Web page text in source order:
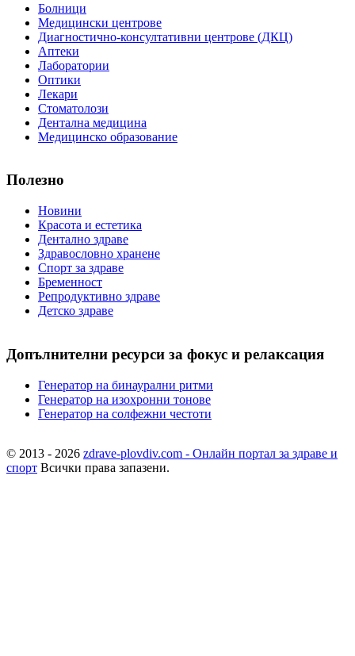
Болници
Медицински центрове
Диагностично-консултативни центрове (ДКЦ)
Аптеки
Лаборатории
Оптики
Лекари
Стоматолози
Дентална медицина
Медицинско образование
Полезно
Новини
Красота и естетика
Дентално здраве
Здравословно хранене
Спорт за здраве
Бременност
Репродуктивно здраве
Детско здраве
Допълнителни ресурси за фокус и релаксация
Генератор на бинаурални ритми
Генератор на изохронни тонове
Генератор на солфежни честоти
© 2013 - 2026 zdrave-plovdiv.com - Онлайн портал за здраве и
спорт Всички права запазени.